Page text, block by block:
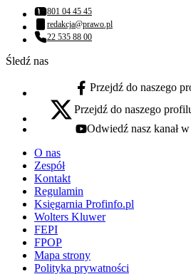
Numer telefonu:
801 04 45 45
Adres email:
redakcja@prawo.pl
Numer telefonu:
22 535 88 00
Śledź nas
facebook - otwiera się w nowej
Przejdź do naszego
x - otwiera się w nowej karcie
Przejdź do naszego
youtube - otwiera się w nowej
Odwiedź nasz kanał
O nas
Zespół
Kontakt
Regulamin
Księgarnia Profinfo.pl
Wolters Kluwer
FEPI
FPOP
Mapa strony
Polityka prywatności